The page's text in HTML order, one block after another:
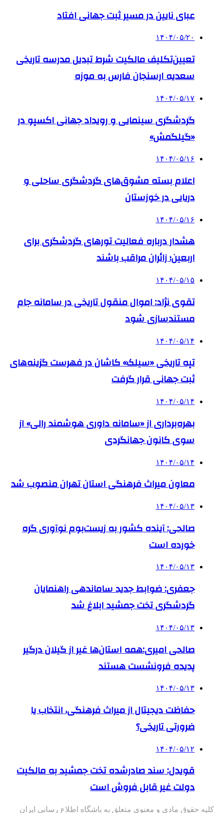
عبای نایین در مسیر ثبت جهانی افتاد
۱۴۰۴/۰۵/۲۰
تعیین‌تکلیف مالکیت شرط تبدیل مدرسه تاریخی
سعدیه ارسنجان فارس به موزه
۱۴۰۴/۰۵/۱۷
گردشگری سینمایی و رویداد جهانی اکسپو در
«گیلگمش»
۱۴۰۴/۰۵/۱۶
اعلام بسته مشوق‌های گردشگری ساحلی و
دریایی در خوزستان
۱۴۰۴/۰۵/۱۶
هشدار درباره فعالیت تورهای گردشگری برای
اربعین؛ زائران مراقب باشند
۱۴۰۴/۰۵/۱۵
تقوی نژاد: اموال منقول تاریخی در سامانه جام
مستندسازی شود
۱۴۰۴/۰۵/۱۴
تپه تاریخی «سیلک» کاشان در فهرست گزینه‌های
ثبت جهانی قرار گرفت
۱۴۰۴/۰۵/۱۴
بهره‌برداری از «سامانه داوری هوشمند رالی» از
سوی کانون جهانگردی
۱۴۰۴/۰۵/۱۴
معاون میراث فرهنگی استان تهران منصوب شد
۱۴۰۴/۰۵/۱۳
صالحی: آینده کشور به زیست‌بوم نوآوری گره
خورده است
۱۴۰۴/۰۵/۱۳
جعفری: ضوابط جدید ساماندهی راهنمایان
گردشگری تخت جمشید ابلاغ شد
۱۴۰۴/۰۵/۱۳
صالحی امیری:همه استان‌ها غیر از گیلان درگیر
پدیده فرونشست هستند
۱۴۰۴/۰۵/۱۳
حفاظت دیجیتال از میراث فرهنگی، انتخاب یا
ضرورتی تاریخی؟
۱۴۰۴/۰۵/۱۲
قویدل: سند صادرشده تخت جمشید به مالکیت
دولت غیر قابل فروش است
کلیه حقوق مادی و معنوی متعلق به باشگاه اطلاع رسانی ایران